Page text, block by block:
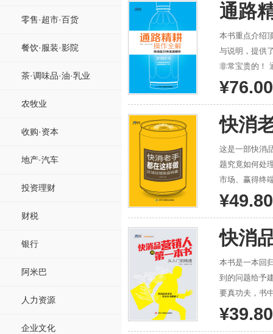
零售·超市·百货
餐饮·服装·影院
茶·调味品·油·乳业
农牧业
收购·资本
地产·汽车
投资理财
财税
银行
阿米巴
人力资源
企业文化
和营销实操，
通路
本书重点介绍
与说明，提供
非常宝贵的！ 通路精耕是对通路客户（终端客户、批发客户、经销商）的过程管理，是一套非常科学有效的销
售渠道操作系
¥76.00
快消
这是一部快消
题究竟如何处
市场、赢得终端、管理好经销商…… 本书是
的资深快消品
¥49.80
快消
本书是一本回
到的问题给予建议，提出方法
要真功夫，书
缺少可以拿来就管用的方法。 销售是一门实践性很强
¥39.80